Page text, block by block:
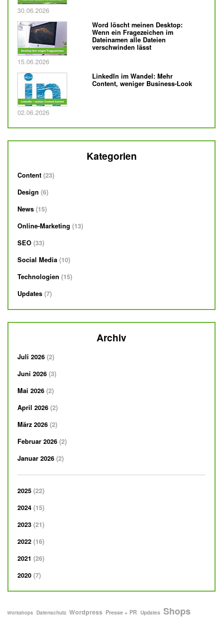
Veröffentlicht am
30.06.2026
Word löscht meinen Desktop:
Wenn ein Fragezeichen im
Dateinamen alle Dateien
verschwinden lässt
Veröffentlicht am
15.06.2026
LinkedIn im Wandel: Mehr
Content, weniger Business-Look
Veröffentlicht am
02.06.2026
Kategorien
Content 23
Design 6
News 15
Online-Marketing 13
SEO 33
Social Media 10
Technologien 15
Updates 7
Archiv
Juli 2026 2
Juni 2026 3
Mai 2026 2
April 2026 2
März 2026 2
Februar 2026 2
Januar 2026 2
2025 22
2024 15
2023 21
2022 16
2021 26
2020 7
Alle Blogartikel mit dem Schlagwort "
Workshops" anzeigen
Alle Blogartikel mit dem Schlagwort "
Datenschutz" anzeigen
Alle Blogartikel mit dem Schlagwort "
Wordpress" anzeigen
Alle Blogartikel mit dem Schlagwort "
Presse + PR" anzeigen
Alle Blogartikel mit dem
Updates" anzeigen
Alle
Shops"